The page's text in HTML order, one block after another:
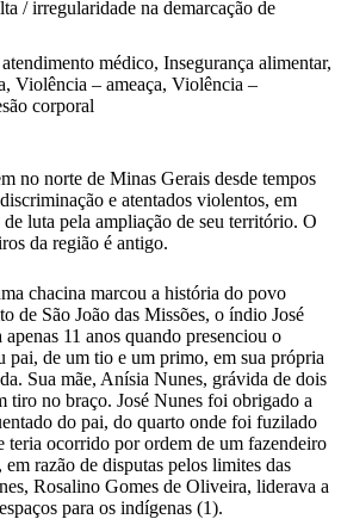
/ irregularidade na demarcação de
médico, Insegurança alimentar,
Violência – ameaça, Violência –
corporal
no norte de Minas Gerais desde tempos
e atentados violentos, em
luta pela ampliação de seu território. O
da região é antigo.
chacina marcou a história do povo
de São João das Missões, o índio José
11 anos quando presenciou o
pai, de um tio e um primo, em sua própria
Sua mãe, Anísia Nunes, grávida de dois
tiro no braço. José Nunes foi obrigado a
do pai, do quarto onde foi fuzilado
teria ocorrido por ordem de um fazendeiro
razão de disputas pelos limites das
Rosalino Gomes de Oliveira, liderava a
para os indígenas (1).